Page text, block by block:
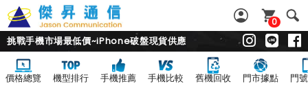
0
挑戰手機市場最低價~iPhone破盤現貨供應
價格總覽 機型排行 手機推薦 手機比較 舊機回收 門市據點 門